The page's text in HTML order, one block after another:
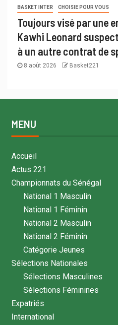
BASKET INTER CHOISIE POUR VOUS
Toujours visé par une
Kawhi Leonard
à un autre contrat de
8 août 2026 Basket221
MENU
Accueil
Actus 221
Championnats du Sénégal
National 1 Masculin
National 1 Féminin
National 2 Masculin
National 2 Féminin
Catégorie Jeunes
Sélections Nationales
Sélections Masculines
Sélections Féminines
Expatriés
International